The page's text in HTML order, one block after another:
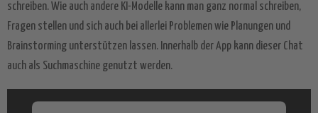
schreiben. Wie auch andere KI-Modelle kann man ganz normal schreiben,
Fragen stellen und sich auch bei allerlei Problemen wie Planungen und
Brainstorming unterstützen lassen. Innerhalb der App kann dieser Chat
auch als Suchmaschine genutzt werden.